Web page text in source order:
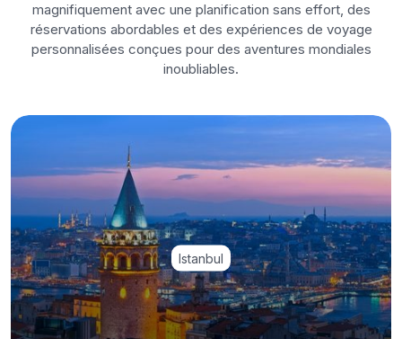
magnifiquement avec une planification sans effort, des
réservations abordables et des expériences de voyage
personnalisées conçues pour des aventures mondiales
inoubliables.
Istanbul